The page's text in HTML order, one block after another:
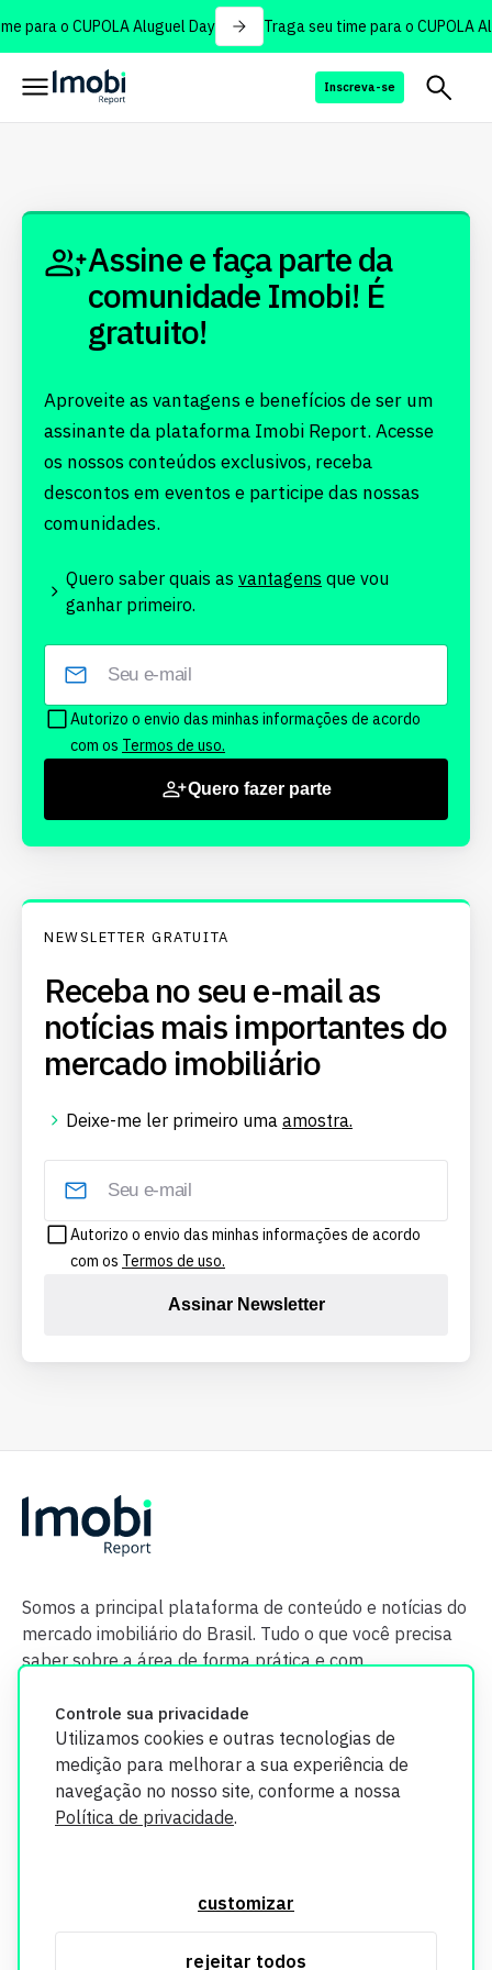
para o CUPOLA Aluguel Day Traga seu time para o CUPOLA
Inscreva-se
Controle sua privacidade
Utilizamos cookies e outras tecnologias de
medição para melhorar a sua experiência de
navegação no nosso site, conforme a nossa
Política de privacidade.
customizar
rejeitar todos
Assine e faça parte da
comunidade Imobi! É
gratuito!
Aproveite as vantagens e benefícios de ser um
assinante da plataforma Imobi Report. Acesse
os nossos conteúdos exclusivos, receba
descontos em eventos e participe das nossas
comunidades.
Quero saber quais as vantagens que vou
ganhar primeiro.
Autorizo o envio das minhas informações de acordo
com os Termos de uso.
Quero fazer parte
NEWSLETTER GRATUITA
Receba no seu e-mail as
notícias mais importantes do
mercado imobiliário
Deixe-me ler primeiro uma amostra.
Autorizo o envio das minhas informações de acordo
com os Termos de uso.
Assinar Newsletter
Somos a principal plataforma de conteúdo e notícias do
mercado imobiliário do Brasil. Tudo o que você precisa
saber sobre a área de forma prática e com
segurança. Todos os dados coletados em nosso site são
utilizados exclusivamente para fins de aprimoramento de
informações, consulte nossa Política de Privacidade.